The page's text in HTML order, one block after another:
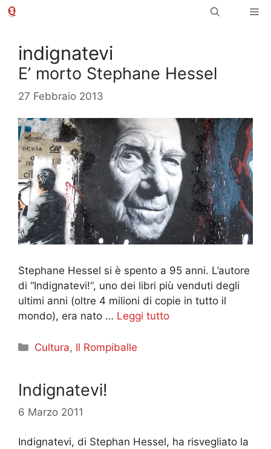
Vai
indignatevi
E’ morto Stephane Hessel
27 Febbraio 2013
Stephane Hessel si è spento a 95 anni. L’autore
di “Indignatevi!“, uno dei libri più venduti degli
ultimi anni (oltre 4 milioni di copie in tutto il
mondo), era nato … Leggi tutto
Categorie
Cultura, Il Rompiballe
Indignatevi!
6 Marzo 2011
Indignatevi, di Stephan Hessel, ha risvegliato la